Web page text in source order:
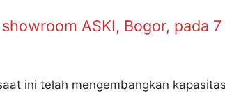
ASKI, Bogor, pada 7
ini telah mengembangkan kapasitas